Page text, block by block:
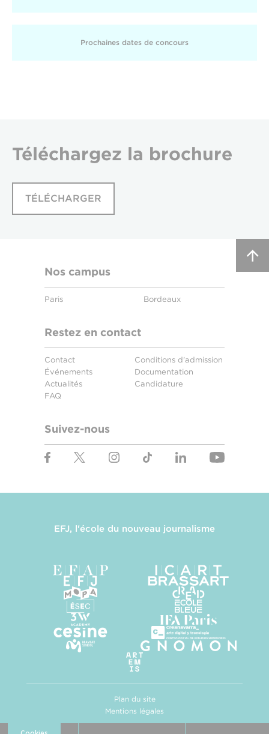
Prochaines dates de concours
Téléchargez la brochure
TÉLÉCHARGER
Nos campus
Paris Bordeaux
Restez en contact
Contact
Événements
Actualités
FAQ
Conditions d'admission
Documentation
Candidature
Suivez-nous
EFJ, l'école du nouveau journalisme
Plan du site
Mentions légales
Politique de confidentialité